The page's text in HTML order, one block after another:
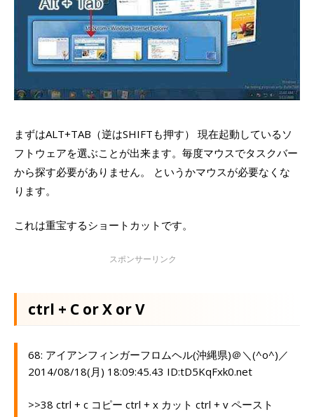
まずはALT+TAB（逆はSHIFTも押す） 現在起動しているソ
フトウェアを選ぶことが出来ます。毎度マウスでタスクバー
から探す必要がありません。 というかマウスが必要なくな
ります。
これは重宝するショートカットです。
ctrl + C or X or V
68: アイアンフィンガーフロムヘル(沖縄県)＠＼(^o^)／
2014/08/18(月) 18:09:45.43 ID:tD5KqFxk0.net
>>38 ctrl + c コピー ctrl + x カット ctrl + v ペースト